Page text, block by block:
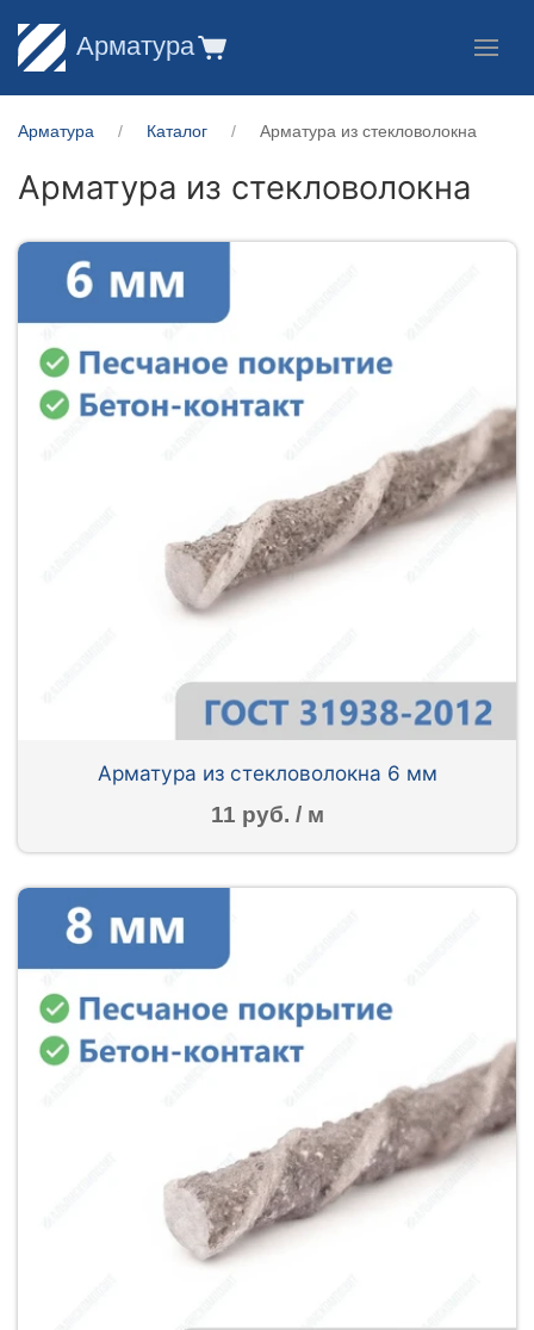
Арматура
Арматура Каталог Арматура из стекловолокна
Арматура из стекловолокна
Арматура из стекловолокна 6 мм
11 руб. / м